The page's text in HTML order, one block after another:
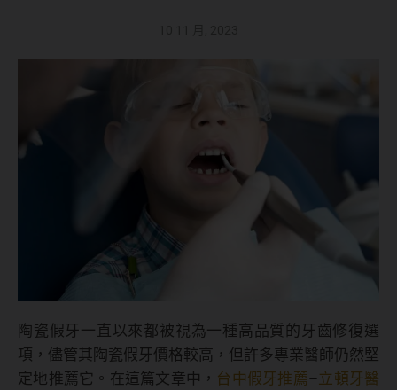
陶瓷假牙一直以來都被視為一種高品質的牙齒修復選
項，儘管其陶瓷假牙價格較高，但許多專業醫師仍然堅
定地推薦它。在這篇文章中， 台中假牙推薦– 立頓牙醫